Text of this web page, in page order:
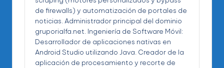
de firewalls) y automatización de portales de
noticias. Administrador principal del dominio
gruporialfa.net. Ingeniería de Software Móvil:
Desarrollador de aplicaciones nativas en
Android Studio utilizando Java. Creador de la
aplicación de procesamiento y recorte de